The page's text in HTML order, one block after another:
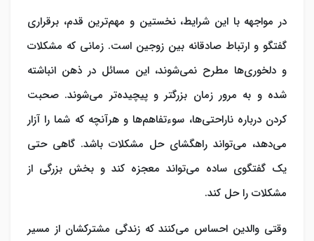
در مواجهه با این شرایط، نخستین و مهم‌ترین قدم، برقراری
گفتگو و ارتباط صادقانه بین زوجین است. زمانی که مشکلات
و دلخوری‌ها مطرح نمی‌شوند، این مسائل در ذهن انباشته
شده و به مرور زمان بزرگتر و پیچیده‌تر می‌شوند. صحبت
کردن درباره ناراحتی‌ها، سوءتفاهم‌ها و هرآنچه که شما را آزار
می‌دهد، می‌تواند راهگشای حل مشکلات باشد. گاهی حتی
یک گفتگوی ساده می‌تواند معجزه کند و بخش بزرگی از
مشکلات را حل کند.
وقتی والدین احساس می‌کنند که زندگی مشترکشان از مسیر